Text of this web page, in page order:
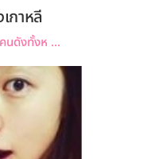
กาหลี
นดังทั้งห ...